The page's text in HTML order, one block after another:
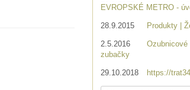
EVROPSKÉ METRO -
28.9.2015 Produkty |
2.5.2016
zubačky
29.10.2018 https://